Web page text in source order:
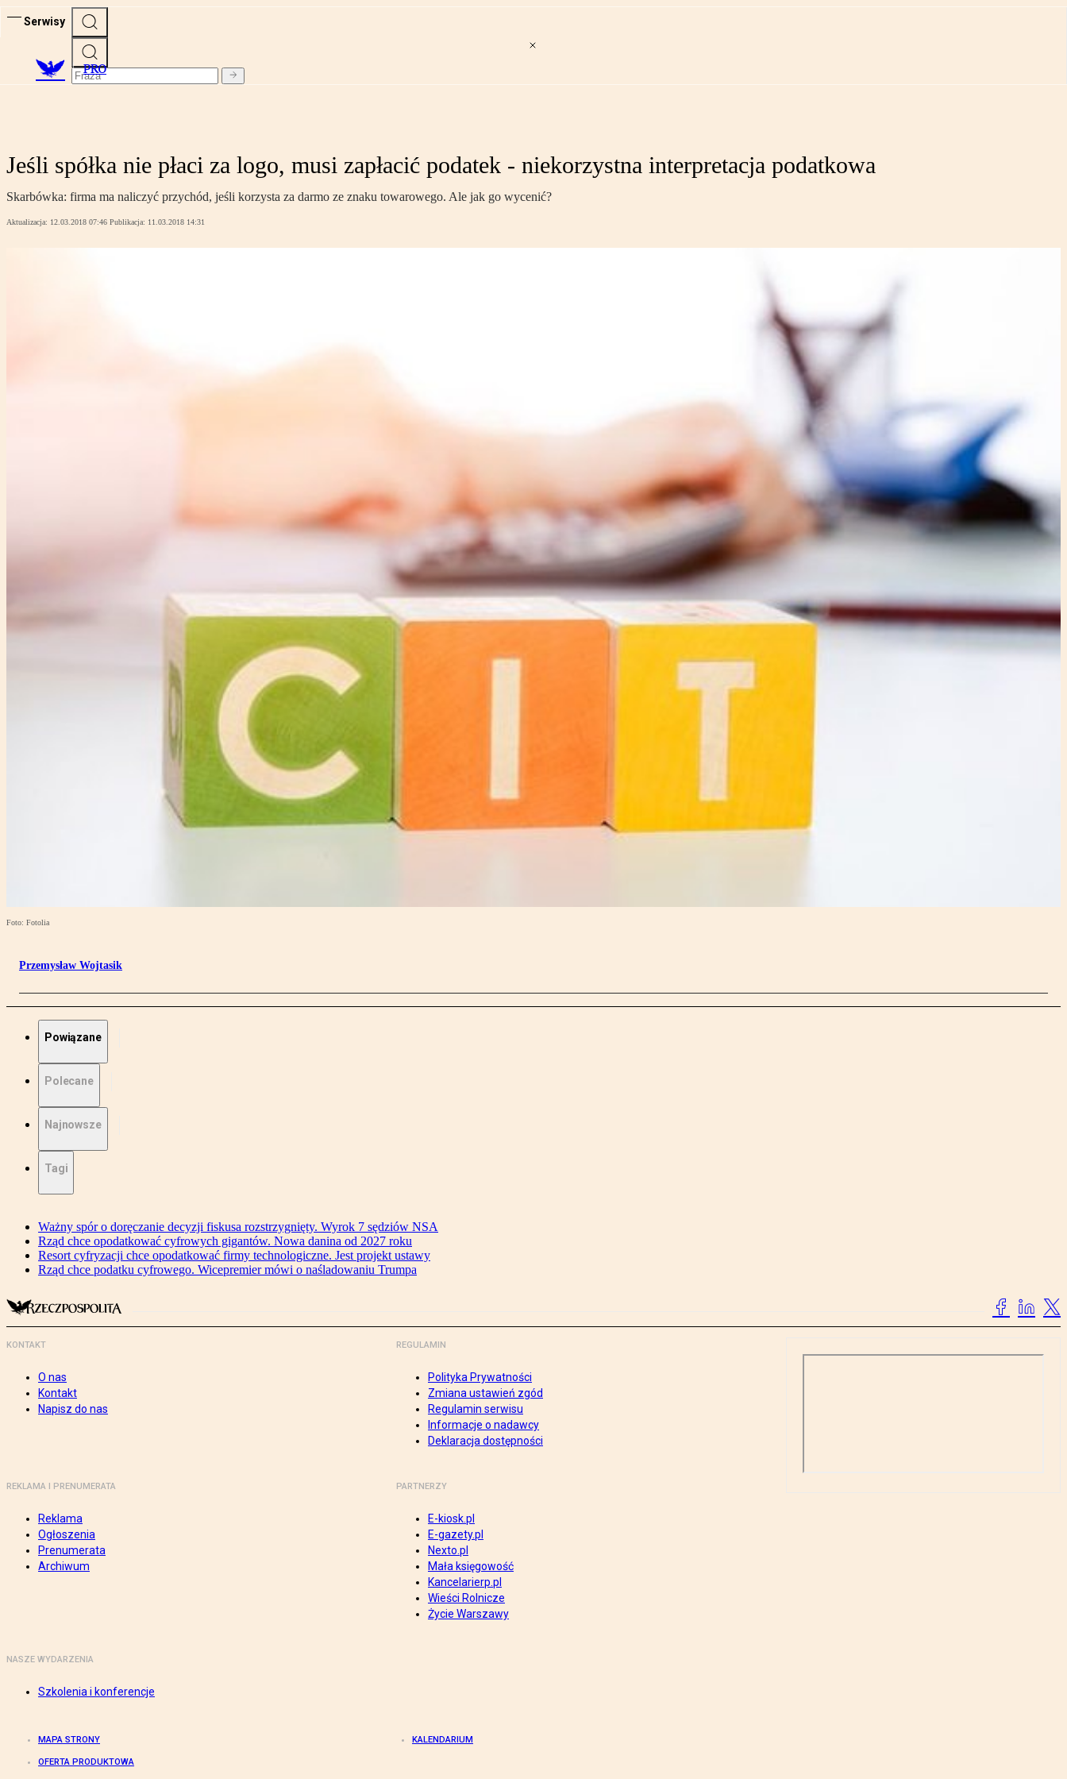
Serwisy
PRO
Jeśli spółka nie płaci za logo, musi zapłacić podatek - niekorzystna interpretacja podatkowa
Skarbówka: firma ma naliczyć przychód, jeśli korzysta za darmo ze znaku towarowego. Ale jak go wycenić?
Aktualizacja: 12.03.2018 07:46 Publikacja: 11.03.2018 14:31
Foto: Fotolia
Przemysław Wojtasik
Powiązane
Polecane
Najnowsze
Tagi
Ważny spór o doręczanie decyzji fiskusa rozstrzygnięty. Wyrok 7 sędziów NSA
Rząd chce opodatkować cyfrowych gigantów. Nowa danina od 2027 roku
Resort cyfryzacji chce opodatkować firmy technologiczne. Jest projekt ustawy
Rząd chce podatku cyfrowego. Wicepremier mówi o naśladowaniu Trumpa
KONTAKT
O nas
Kontakt
Napisz do nas
REGULAMIN
Polityka Prywatności
Zmiana ustawień zgód
Regulamin serwisu
Informacje o nadawcy
Deklaracja dostępności
REKLAMA I PRENUMERATA
Reklama
Ogłoszenia
Prenumerata
Archiwum
PARTNERZY
E-kiosk.pl
E-gazety.pl
Nexto.pl
Mała księgowość
Kancelarierp.pl
Wieści Rolnicze
Życie Warszawy
NASZE WYDARZENIA
Szkolenia i konferencje
MAPA STRONY KALENDARIUM
OFERTA PRODUKTOWA